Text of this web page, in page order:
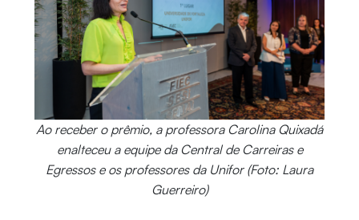
Ao receber o prêmio, a professora Carolina Quixadá
enalteceu a equipe da Central de Carreiras e
Egressos e os professores da Unifor (Foto: Laura
Guerreiro)